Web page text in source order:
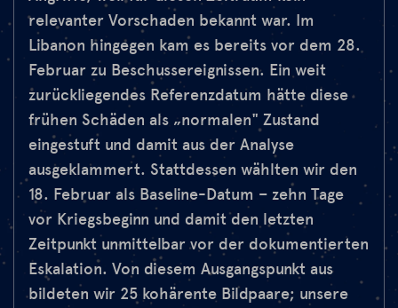
relevanter Vorschaden bekannt war. Im
Libanon hingegen kam es bereits vor dem 28.
Februar zu Beschussereignissen. Ein weit
zurückliegendes Referenzdatum hätte diese
frühen Schäden als „normalen" Zustand
eingestuft und damit aus der Analyse
ausgeklammert. Stattdessen wählten wir den
18. Februar als Baseline-Datum – zehn Tage
vor Kriegsbeginn und damit den letzten
Zeitpunkt unmittelbar vor der dokumentierten
Eskalation. Von diesem Ausgangspunkt aus
bildeten wir 25 kohärente Bildpaare; unsere